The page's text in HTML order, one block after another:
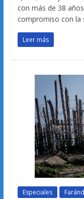
con más de 38
compromiso con la
Leer más
Especiales